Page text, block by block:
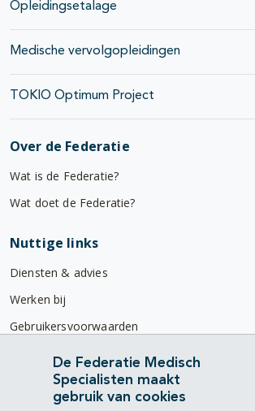
Opleidingsetalage
Medische vervolgopleidingen
TOKIO Optimum Project
Over de Federatie
Wat is de Federatie?
Wat doet de Federatie?
Nuttige links
Diensten & advies
Werken bij
Gebruikersvoorwaarden
Privacyverklaring
Contact
De Federatie Medisch
Specialisten maakt
gebruik van cookies